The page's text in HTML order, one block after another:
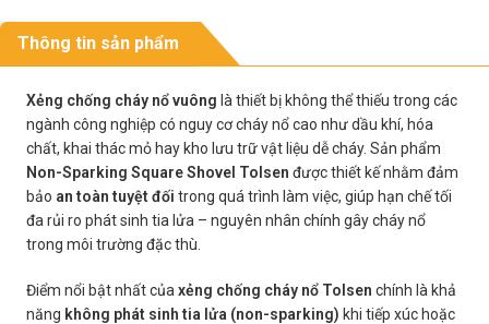
Thông tin sản phẩm
Xẻng chống cháy nổ vuông là thiết bị không thể thiếu trong các
ngành công nghiệp có nguy cơ cháy nổ cao như dầu khí, hóa
chất, khai thác mỏ hay kho lưu trữ vật liệu dễ cháy. Sản phẩm
Non-Sparking Square Shovel Tolsen được thiết kế nhằm đảm
bảo an toàn tuyệt đối trong quá trình làm việc, giúp hạn chế tối
đa rủi ro phát sinh tia lửa – nguyên nhân chính gây cháy nổ
trong môi trường đặc thù.
Điểm nổi bật nhất của xẻng chống cháy nổ Tolsen chính là khả
năng không phát sinh tia lửa (non-sparking) khi tiếp xúc hoặc